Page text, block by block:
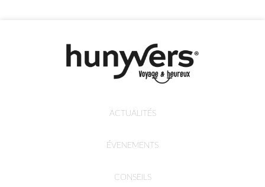
ACTUALITÉS
ÉVENEMENTS
CONSEILS